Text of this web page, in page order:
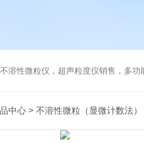
粒仪，超声粒度仪销售，多功能超声粒度分析仪，粒度及
中心 > 不溶性微粒（显微计数法）